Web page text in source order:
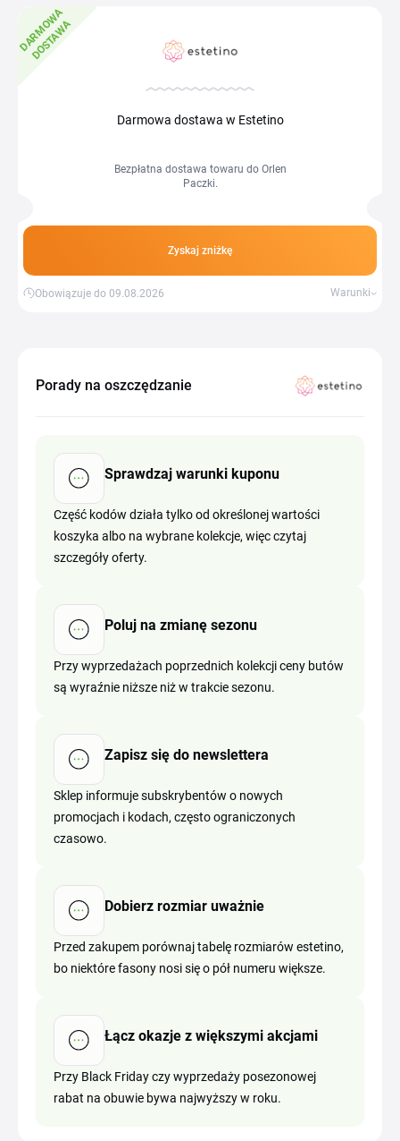
D
A
R
M
O
W
A
D
O
S
T
A
W
A
Darmowa dostawa w Estetino
Bezpłatna dostawa towaru do Orlen
Paczki.
Zyskaj zniżkę
Obowiązuje do 09.08.2026 Warunki
Porady na oszczędzanie
Sprawdzaj warunki kuponu
Część kodów działa tylko od określonej wartości
koszyka albo na wybrane kolekcje, więc czytaj
szczegóły oferty.
Poluj na zmianę sezonu
Przy wyprzedażach poprzednich kolekcji ceny butów
są wyraźnie niższe niż w trakcie sezonu.
Zapisz się do newslettera
Sklep informuje subskrybentów o nowych
promocjach i kodach, często ograniczonych
czasowo.
Dobierz rozmiar uważnie
Przed zakupem porównaj tabelę rozmiarów estetino,
bo niektóre fasony nosi się o pół numeru większe.
Łącz okazje z większymi akcjami
Przy Black Friday czy wyprzedaży posezonowej
rabat na obuwie bywa najwyższy w roku.